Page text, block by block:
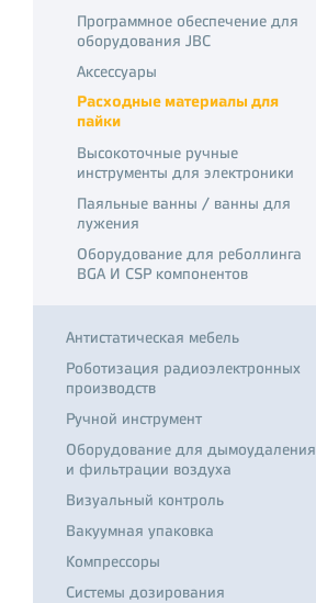
Программное обеспечение для
оборудования JBC
Аксессуары
Расходные материалы для
пайки
Высокоточные ручные
инструменты для электроники
Паяльные ванны / ванны для
лужения
Оборудование для реболлинга
BGA И CSP компонентов
Антистатическая мебель
Роботизация радиоэлектронных
производств
Ручной инструмент
Оборудование для дымоудаления
и фильтрации воздуха
Визуальный контроль
Вакуумная упаковка
Компрессоры
Системы дозирования